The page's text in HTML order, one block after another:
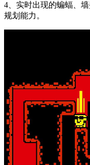
4、实时出现的蝙蝠、
规划能力。